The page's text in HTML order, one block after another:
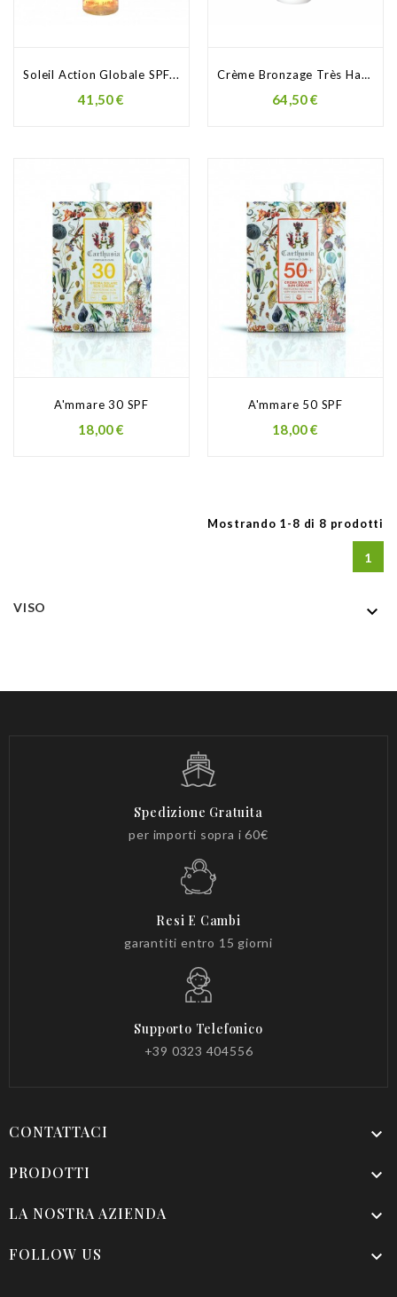
Soleil Action Globale SPF...
41,50 €
Crème Bronzage Très Haute...
64,50 €
A'mmare 30 SPF
18,00 €
A'mmare 50 SPF
18,00 €
Mostrando 1-8 di 8 prodotti
1
VISO 
Spedizione Gratuita
per importi sopra i 60€
Resi E Cambi
garantiti entro 15 giorni
Supporto Telefonico
+39 0323 404556
CONTATTACI 
PRODOTTI 
LA NOSTRA AZIENDA 
FOLLOW US 